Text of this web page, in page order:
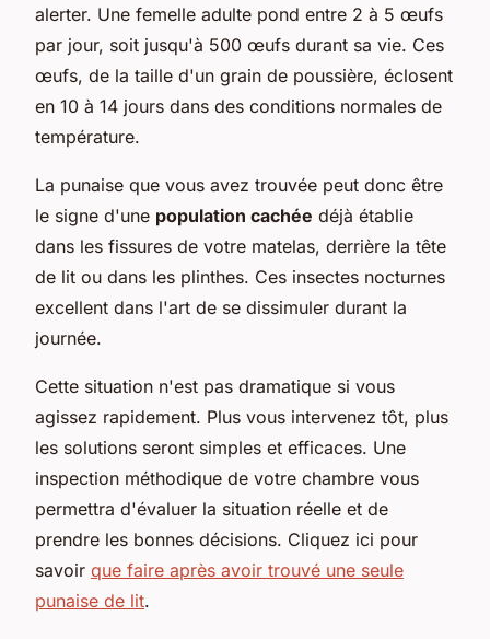
alerter. Une femelle adulte pond entre 2 à 5 œufs
par jour, soit jusqu'à 500 œufs durant sa vie. Ces
œufs, de la taille d'un grain de poussière, éclosent
en 10 à 14 jours dans des conditions normales de
température.
La punaise que vous avez trouvée peut donc être
le signe d'une population cachée déjà établie
dans les fissures de votre matelas, derrière la tête
de lit ou dans les plinthes. Ces insectes nocturnes
excellent dans l'art de se dissimuler durant la
journée.
Cette situation n'est pas dramatique si vous
agissez rapidement. Plus vous intervenez tôt, plus
les solutions seront simples et efficaces. Une
inspection méthodique de votre chambre vous
permettra d'évaluer la situation réelle et de
prendre les bonnes décisions. Cliquez ici pour
savoir que faire après avoir trouvé une seule
punaise de lit.